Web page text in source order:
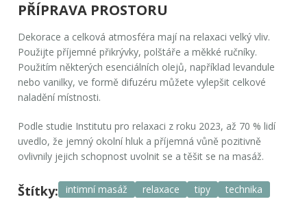
PŘÍPRAVA PROSTORU
Dekorace a celková atmosféra mají na relaxaci velký vliv.
Použijte příjemné přikrývky, polštáře a měkké ručníky.
Použitím některých esenciálních olejů, například levandule
nebo vanilky, ve formě difuzéru můžete vylepšit celkové
naladění místnosti.
Podle studie Institutu pro relaxaci z roku 2023, až 70 % lidí
uvedlo, že jemný okolní hluk a příjemná vůně pozitivně
ovlivnily jejich schopnost uvolnit se a těšit se na masáž.
Štítky: intimní masáž relaxace tipy technika